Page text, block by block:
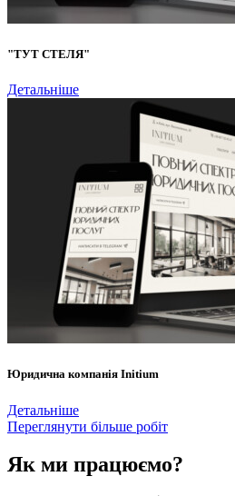
"ТУТ СТЕЛЯ"
Детальніше
Юридична компанія Initium
Детальніше
Переглянути більше робіт
Як ми працюємо?